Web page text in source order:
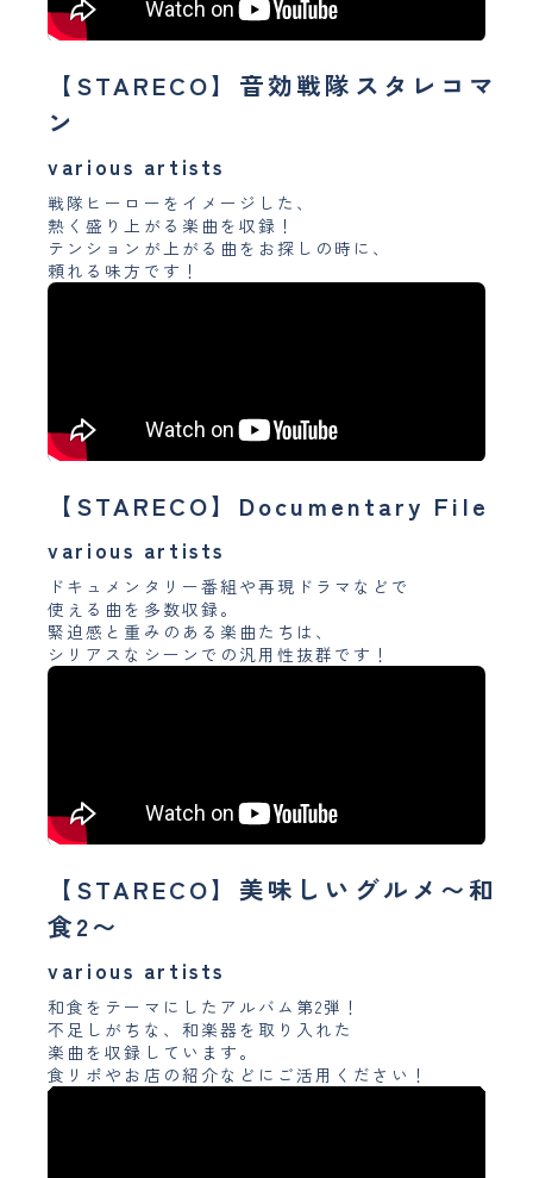
【STARECO】音効戦隊スタレコマ
ン
various artists
戦隊ヒーローをイメージした、
熱く盛り上がる楽曲を収録！
テンションが上がる曲をお探しの時に、
頼れる味方です！
【STARECO】Documentary File
various artists
ドキュメンタリー番組や再現ドラマなどで
使える曲を多数収録。
緊迫感と重みのある楽曲たちは、
シリアスなシーンでの汎用性抜群です！
【STARECO】美味しいグルメ〜和
食2〜
various artists
和食をテーマにしたアルバム第2弾！
不足しがちな、和楽器を取り入れた
楽曲を収録しています。
食リポやお店の紹介などにご活用ください！